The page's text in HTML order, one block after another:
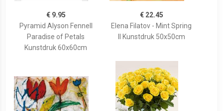
€ 9.95
Pyramid Alyson Fennell
Paradise of Petals
Kunstdruk 60x60cm
€ 22.45
Elena Filatov - Mint Spring
II Kunstdruk 50x50cm